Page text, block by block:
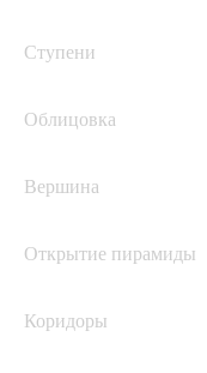
Ступени
Облицовка
Вершина
Открытие пирамиды
Коридоры